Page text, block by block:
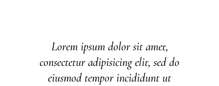
Lorem ipsum dolor sit amet,
consectetur adipisicing elit, sed do
eiusmod tempor incididunt ut